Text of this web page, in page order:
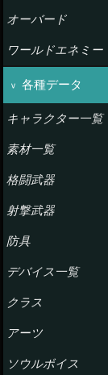
オーバード
ワールドエネミー
各種データ
キャラクター一覧
素材一覧
格闘武器
射撃武器
防具
デバイス一覧
クラス
アーツ
ソウルボイス